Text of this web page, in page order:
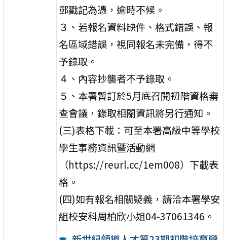
郵戳記為憑，逾時不候。
３、若報名資料缺件、格式錯誤、報
名區域錯誤，視同報名未完備，得不
予錄取。
４、內容抄襲者不予錄取。
５、本署暫訂於5月底召開初階資格審
查會議，錄取相關資訊將另行通知。
(三)表格下載：可至本署高級中等學校
學生事務資訊暨活動網
（https://reurl.cc/1em008）下載表
格。
(四)如有報名相關疑義，請洽本署學安
組校安科周柏欣小姐04-37061346。